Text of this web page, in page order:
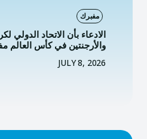
مفبرك
الادعاء بأن الاتحاد الدولي
والأرجنتين في كأس العالم
JULY 8, 2026